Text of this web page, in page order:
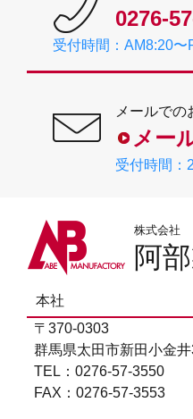
0276-
受付時間：AM8:20
メールでの
メー
受付時間：
株式会社
阿
本社
〒370-0303
群馬県太田市新田小金
TEL：0276-57-3550
FAX：0276-57-3553